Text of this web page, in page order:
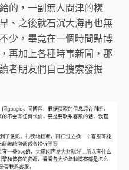
的，一副無人問津的樣
之後就石沉大海再也無
少，畢竟在一個時間點博
再加上各種時事新聞，那
者朋友們自己搜索發掘